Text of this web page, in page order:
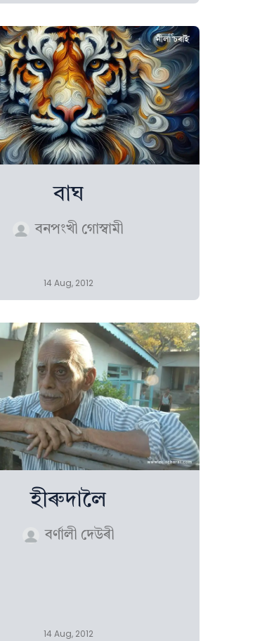
বাঘ
বনপংখী গোস্বামী
14 Aug, 2012
হীৰুদালৈ
বৰ্ণালী দেউৰী
14 Aug, 2012